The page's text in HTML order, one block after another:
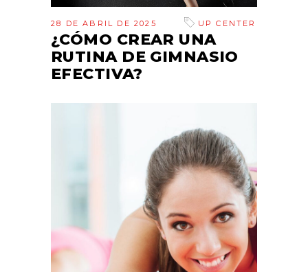
28 DE ABRIL DE 2025 UP CENTER
¿CÓMO CREAR UNA
RUTINA DE GIMNASIO
EFECTIVA?